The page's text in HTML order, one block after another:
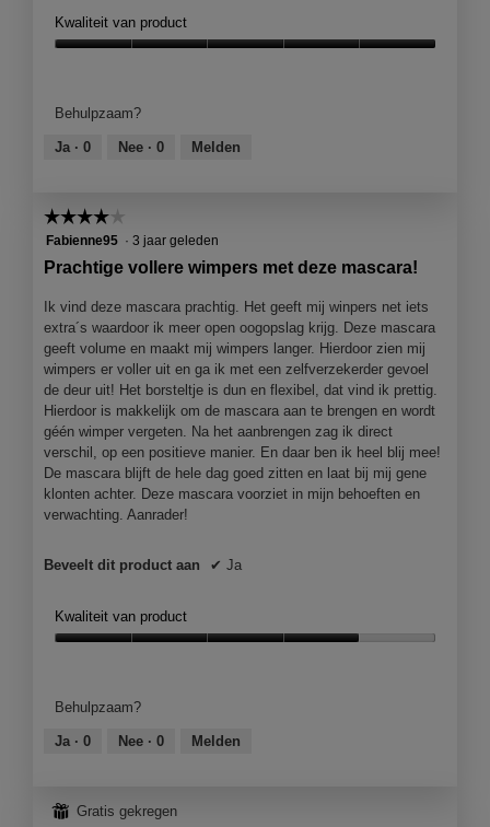
Kwaliteit van product
5
van
Behulpzaam?
Ja · 0 Nee · 0 Melden
☆☆☆☆☆
☆☆☆☆☆
4
sterren.
Fabienne95 · 3 jaar geleden
Prachtige vollere wimpers met deze mascara!
Ik vind deze mascara prachtig. Het geeft mij winpers net iets
extra´s waardoor ik meer open oogopslag krijg. Deze mascara
geeft volume en maakt mij wimpers langer. Hierdoor zien mij
wimpers er voller uit en ga ik met een zelfverzekerder gevoel
de deur uit! Het borsteltje is dun en flexibel, dat vind ik prettig.
Hierdoor is makkelijk om de mascara aan te brengen en wordt
géén wimper vergeten. Na het aanbrengen zag ik direct
verschil, op een positieve manier. En daar ben ik heel blij mee!
De mascara blijft de hele dag goed zitten en laat bij mij gene
klonten achter. Deze mascara voorziet in mijn behoeften en
verwachting. Aanrader!
Beveelt dit product aan ✔ Ja
Kwaliteit van product
4
van
Behulpzaam?
Ja · 0 Nee · 0 Melden
⊞ Gratis gekregen